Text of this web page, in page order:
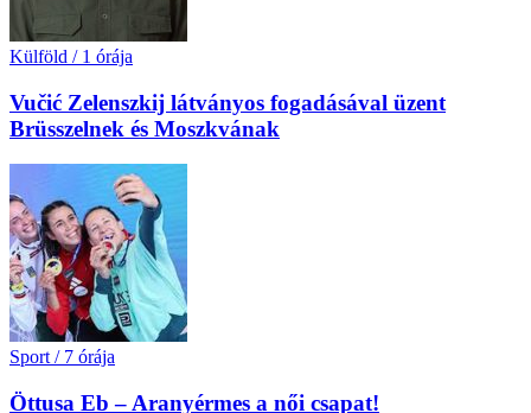
Külföld / 1 órája
Vučić Zelenszkij látványos fogadásával üzent
Brüsszelnek és Moszkvának
Sport / 7 órája
Öttusa Eb – Aranyérmes a női csapat!